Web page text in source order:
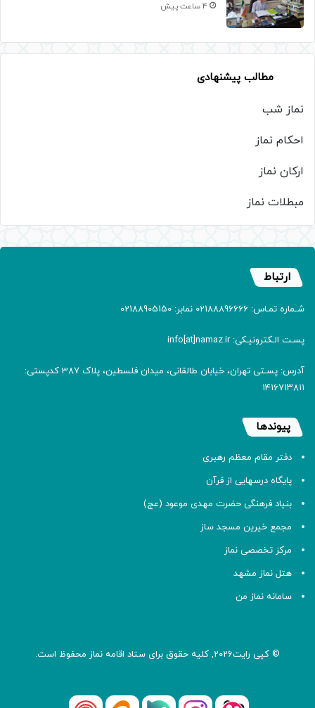
4 ساعت پیش
مطالب پیشنهادی
نماز شب
احکام نماز
ارکان نماز
مبطلات نماز
ارتباط
شـماره تمـاس: 02188896666 نمابر: 02188905150
پسـت الـکترونیـکی: info[at]namaz.ir
آدرس: پسـتی تهران، خیابان طالقانی، میدان فلسطین، پلاک 387 کدپستی:
۱۴۱۶۷۱۳۸۱۱
پیوندها
دفتر مقام معظم رهبری
پایگاه درسهایی از قرآن
بنیاد فرهنگی حضرت مهدی موعود (عج)
مجمع خیرین مسجد ساز
مرکز تخصصی نماز
هتل نماز مشهد
سامانه نماز من
© کپی رایت2026, کلیه حقوق برای ستاد اقامه نماز محفوظ است.